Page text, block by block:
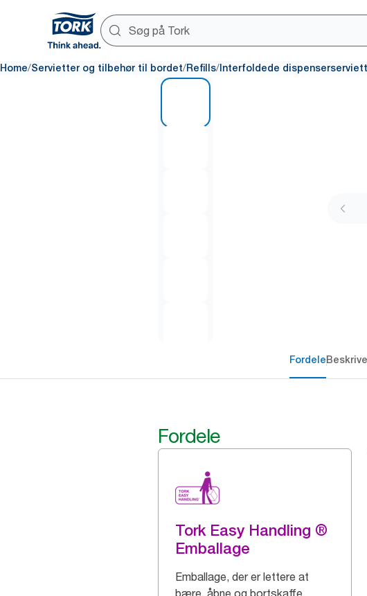
Home/Servietter og tilbehør til bordet/Refills/ Interfoldede
Fordele
Fordele
Tork Easy Handling ®
Emballage
Emballage, der er lettere at
bære, åbne og bortskaffe